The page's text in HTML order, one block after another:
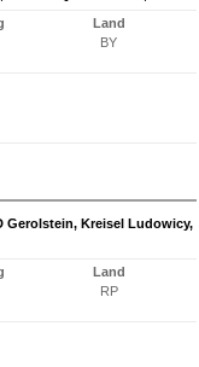
Land
BY
Gerolstein, Kreisel Ludowicy,
Land
RP